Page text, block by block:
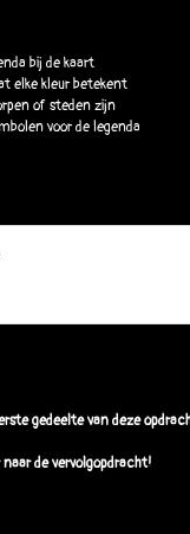
bij de kaart
elke kleur betekent
of steden zijn
voor de legenda
gedeelte van deze
naar de vervolgopdracht!